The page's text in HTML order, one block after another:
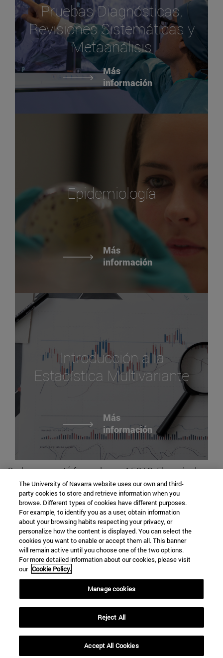
Pruebas Diagnósticas,
Revisiones Sistemáticas y
Metaanálisis
Más
información
Epidemiología
Más
información
Introducción a la
Estadística Multivariante
Más
información
Cada curso está formado por 4 ECTS. El precio de
cada crédito es de 246,60 €. En cada curso
académico se deben abonar además las tasas
académicas (95€ anuales).
SOLICITA LA ADMISIÓN
C/ Irunlarrea, 1
Pamplona31008Navarra España
posgradomed@unav.es
The University of Navarra website uses our own and third-
party cookies to store and retrieve information when you
browse. Different types of cookies have different purposes.
For example, to identify you as a user, obtain information
about your browsing habits respecting your privacy, or
personalize how the content is displayed. You can select the
cookies you want to enable or accept them all. This banner
will remain active until you choose one of the two options.
For more detailed information about our cookies, please visit
our Cookie Policy.
Manage cookies
Reject All
Accept All Cookies